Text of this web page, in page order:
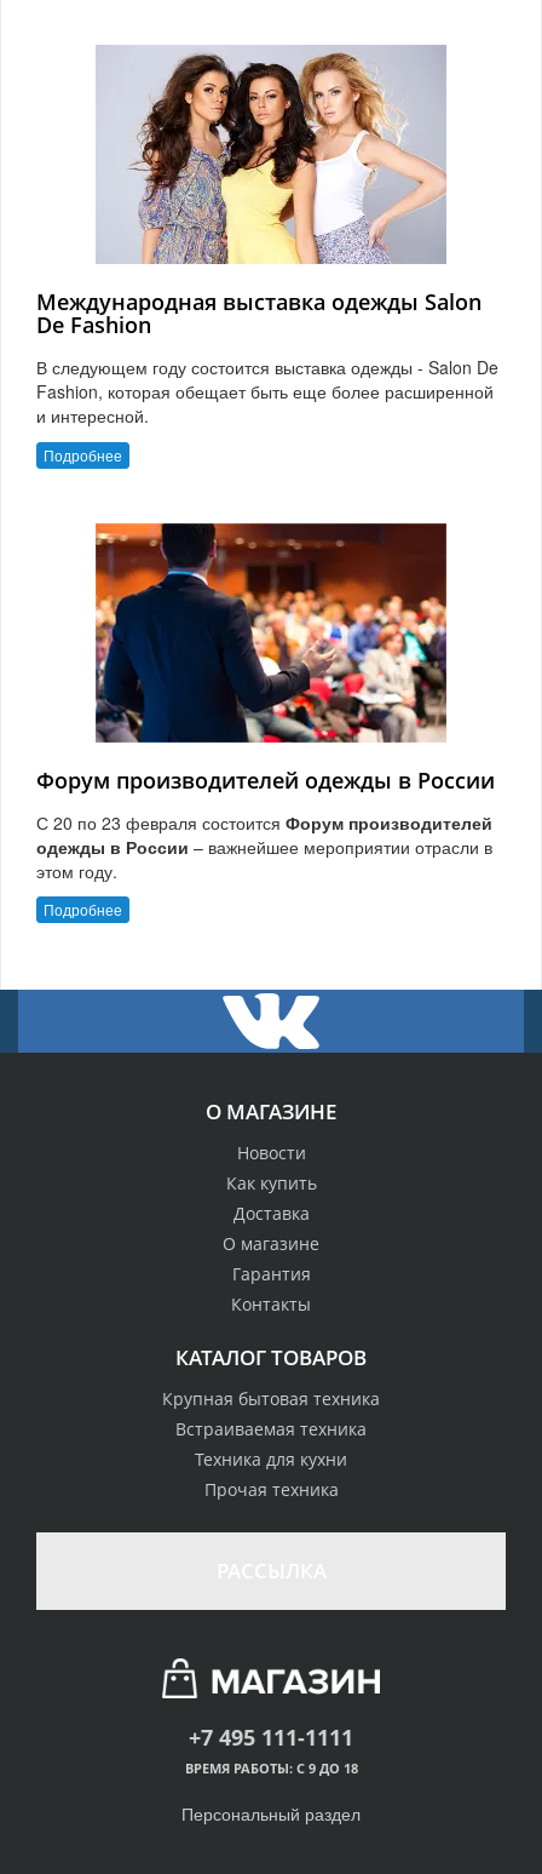
Международная выставка одежды Salon
De Fashion
В следующем году состоится выставка одежды - Salon De
Fashion, которая обещает быть еще более расширенной
и интересной.
Подробнее
Форум производителей одежды в России
С 20 по 23 февраля состоится Форум производителей
одежды в России – важнейшее мероприятии отрасли в
этом году.
Подробнее
О МАГАЗИНЕ
Новости
Как купить
Доставка
О магазине
Гарантия
Контакты
КАТАЛОГ ТОВАРОВ
Крупная бытовая техника
Встраиваемая техника
Техника для кухни
Прочая техника
+7 495 111-1111
ВРЕМЯ РАБОТЫ: С 9 ДО 18
Персональный раздел